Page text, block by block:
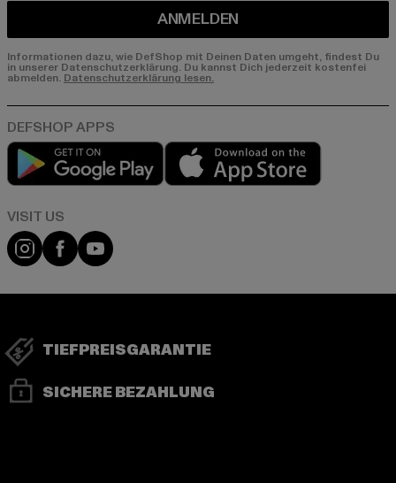
ANMELDEN
Informationen dazu, wie DefShop mit Deinen Daten umgeht, findest Du
in unserer Datenschutzerklärung. Du kannst Dich jederzeit kostenfei
abmelden. Datenschutzerklärung lesen.
Play market
Visit our Instagram page:
Visit our Facebook page:
Visit our YouTube channel:
TIEFPREISGARANTIE
SICHERE BEZAHLUNG